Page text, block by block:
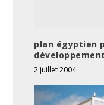
plan égyptien
2 juillet 2004